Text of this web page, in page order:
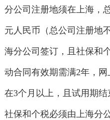
分公司注册地须在上海，
元人民币（总公司注册地
海分公司签订，且社保和
动合同有效期需满2年，
在3个月以上，且试用期结
社保和个税必须由上海分